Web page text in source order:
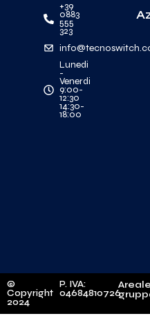
+39
0883
555
323
Lunedi
-
Venerdi
9:00-
12:30
14:30-
18:00
©
Copyright
2024
P. IVA:
04684810726